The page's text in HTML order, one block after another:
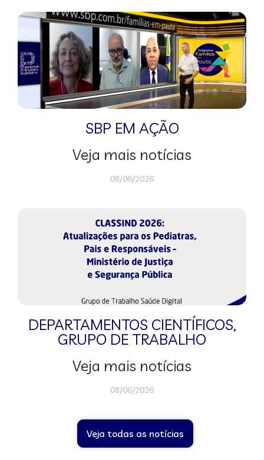
SBP EM AÇÃO
Veja mais notícias
08/06/2026
DEPARTAMENTOS CIENTÍFICOS,
GRUPO DE TRABALHO
Veja mais notícias
08/06/2026
Veja todas as notícias